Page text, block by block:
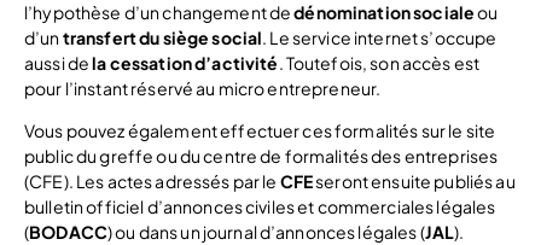
l’hypothèse d’un changement dedénomination socialeou
d’untransfert du siège social. Le service internet s’occupe
aussi dela cessation d’activité. Toutefois, son accès est
pour l’instant réservé au micro entrepreneur.
Vous pouvez également effectuer ces formalités sur le site
public du greffe ou du centre de formalités des entreprises
(CFE). Les actes adressés par le CFEseront ensuite publiés au
bulletin officiel d’annonces civiles et commerciales légales
(BODACC) ou dans un journal d’annonces légales (JAL).